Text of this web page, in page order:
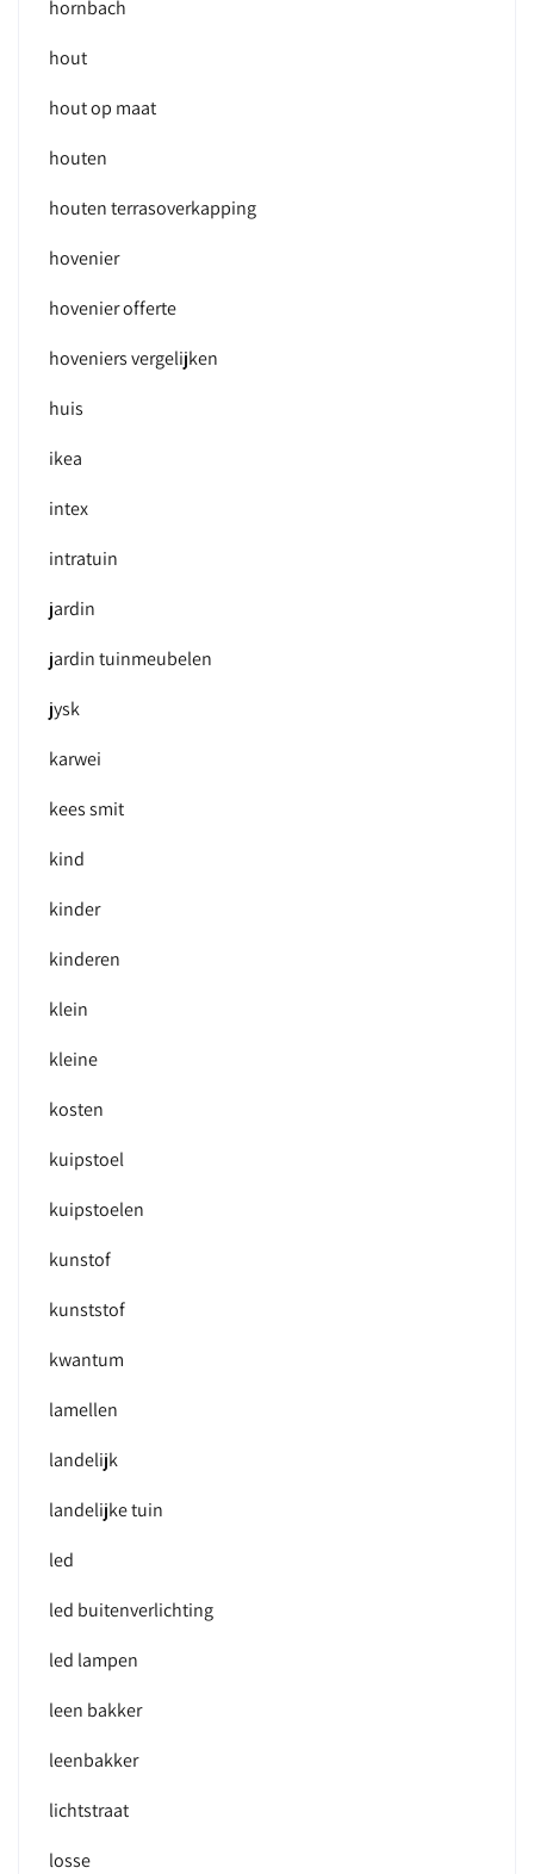
hornbach
hout
hout op maat
houten
houten terrasoverkapping
hovenier
hovenier offerte
hoveniers vergelijken
huis
ikea
intex
intratuin
jardin
jardin tuinmeubelen
jysk
karwei
kees smit
kind
kinder
kinderen
klein
kleine
kosten
kuipstoel
kuipstoelen
kunstof
kunststof
kwantum
lamellen
landelijk
landelijke tuin
led
led buitenverlichting
led lampen
leen bakker
leenbakker
lichtstraat
losse